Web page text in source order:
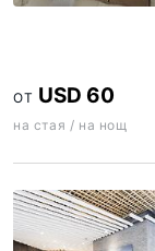
ОТ USD 60
на стая / на нощ